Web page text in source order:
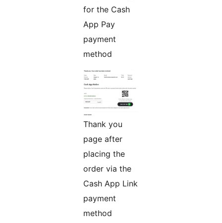
for the Cash
App Pay
payment
method
Thank you
page after
placing the
order via the
Cash App Link
payment
method